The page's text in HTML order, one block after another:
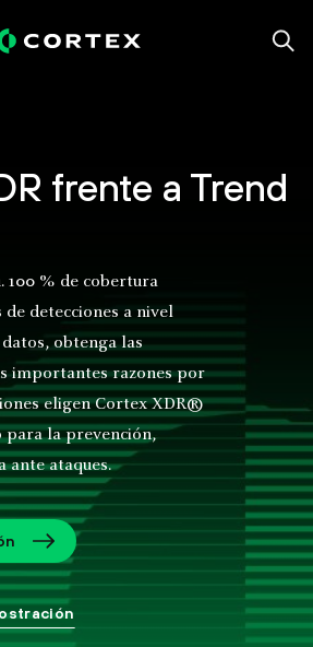
frente a Trend
100 % de cobertura
de detecciones a nivel
obtenga las
importantes razones por
eligen Cortex XDR®
la prevención,
ante ataques.